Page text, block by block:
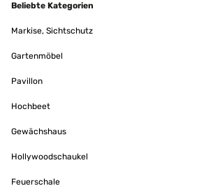
Beliebte Kategorien
Markise, Sichtschutz
Gartenmöbel
Pavillon
Hochbeet
Gewächshaus
Hollywoodschaukel
Feuerschale